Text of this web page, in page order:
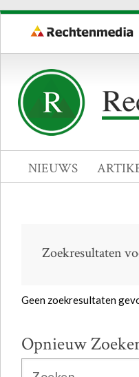
NIEUWS
Zoekresultaten
Geen zoekresultaten
Opnieuw